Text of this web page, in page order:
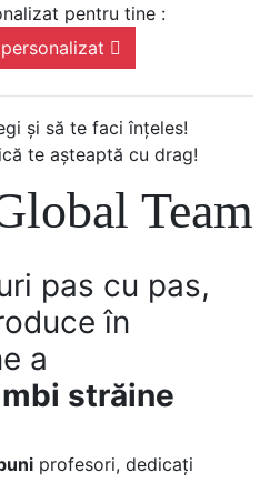
pentru tine :
și să te faci înțeles!
te așteaptă cu drag!
Team
pas cu pas,
în
a
străine
profesori, dedicați